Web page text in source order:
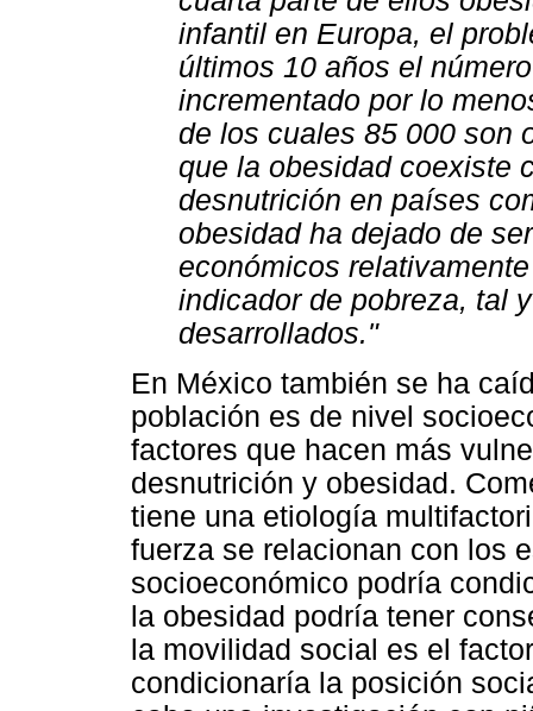
infantil en Europa, el
últimos 10 años el
incrementado por lo
de los cuales 85 000 son
que la obesidad coexiste
desnutrición en países
obesidad ha dejado de
económicos
indicador de pobreza, tal
desarrollados."
En México también se ha
población es de nivel
factores que hacen más
desnutrición y obesidad.
tiene una etiología
fuerza se relacionan con los
socioeconómico podría
la obesidad podría tener
la movilidad social es el
condicionaría la posición